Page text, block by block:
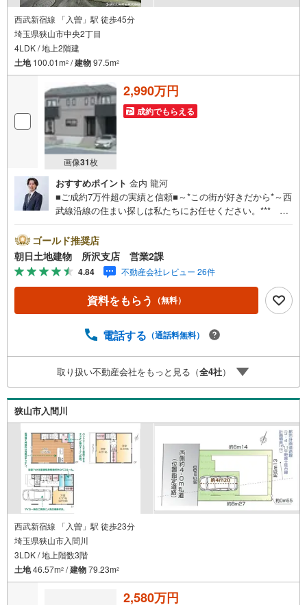
西武新宿線 「入曽」駅 徒歩45分
埼玉県狭山市中央2丁目
4LDK / 地上2階建
土地100.01m2 /建物97.5m2
画像31枚
2,990万円
成約でもらえる
おすすめポイント 金内 龍河
■ご成約7万件超の実績と信頼■～*この街が好きだから*～西
武線沿線の住まい探しは私たちにお任せください。*** 住
玉・神奈川に展開。豊富な取引データと現場経験をもと
に、お客様一人ひとりに最適なご提案を行っています。
「住宅ローンが不安」「自己資金が少ないけれど購入でき
る？」「住み替えの進め方が分からない」など、購入・売
却に関するお悩みにも有資格スタッフが丁寧に対応。資金
計画の立案から契約・お引渡しまで一貫してサポートいた
件ごとのメリット・注意点をまとめたレポートもご用意し
応。まずはお気軽にご相談ください。■電車でお越しのお客
様は、西武線「所沢駅」西口より徒歩5分■お車でお越しの
お客様は、提携駐車場がございますので弊社営業スタッフ
までお尋ねください。
ゴールド推奨店
朝日土地建物 所沢支店 営業2課
4.84 不動産会社レビュー 26件
資料をもらう （無料）
電話する （通話料無料）
取り扱い不動産会社をもっと見る（全4社）
狭山市入間川
西武新宿線 「入曽」駅 徒歩23分
埼玉県狭山市入間川
3LDK / 地上階数3階
土地46.57m2 /建物79.23m2
2,580万円